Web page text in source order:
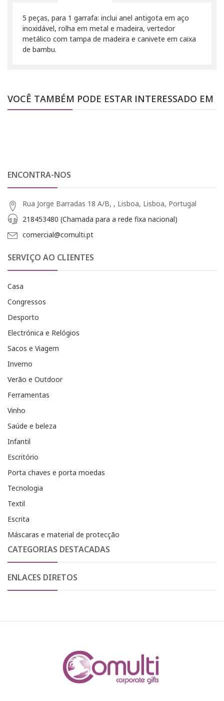
5 peças, para 1 garrafa: inclui anel antigota em aço
inoxidável, rolha em metal e madeira, vertedor
metálico com tampa de madeira e canivete em caixa
de bambu.
VOCÊ TAMBÉM PODE ESTAR INTERESSADO EM
ENCONTRA-NOS
Rua Jorge Barradas 18 A/B, , Lisboa, Lisboa, Portugal
218453480 (Chamada para a rede fixa nacional)
comercial@comulti.pt
SERVIÇO AO CLIENTES
Casa
Congressos
Desporto
Electrónica e Relógios
Sacos e Viagem
Inverno
Verão e Outdoor
Ferramentas
Vinho
Saúde e beleza
Infantil
Escritório
Porta chaves e porta moedas
Tecnologia
Textil
Escrita
Máscaras e material de protecção
CATEGORIAS DESTACADAS
ENLACES DIRETOS